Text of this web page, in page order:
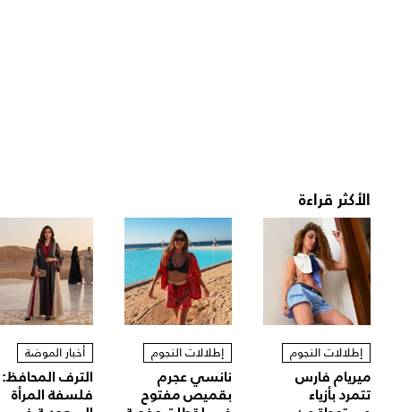
الأكثر قراءة
إطلالات النجوم
ميريام فارس
تتمرد بأزياء
إطلالات النجوم
نانسي عجرم
بقميص مفتوح
أخبار الموضة
الترف المحافظ:
فلسفة المرأة